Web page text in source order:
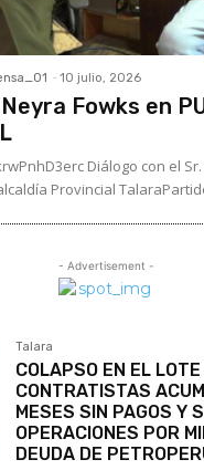
- 10 julio, 2026
Fowks en
Diálogo con el
Provincial
- Advertisement -
Talara
COLAPSO EN EL
CONTRATISTAS
MESES SIN PAGOS Y
OPERACIONES POR
DEUDA DE